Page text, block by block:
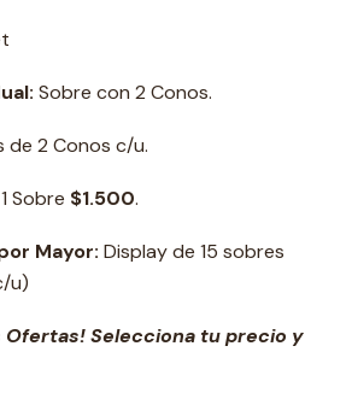
Sobre con 2 Conos.
de 2 Conos c/u.
1 Sobre $1.500.
Mayor: Display de 15 sobres
u)
Ofertas! Selecciona tu precio y